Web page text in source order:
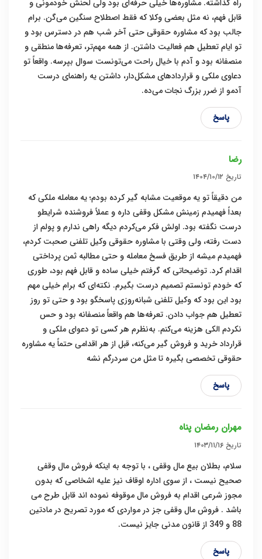
راه گذاشته. مشاوره‌ها خیلی حرفه‌ای بود ولی لحنش خودمونی و
قابل فهم، نه مثل بعضی وکلا که فقط اصطلاح سنگین می‌گن. برام
جالب بود که مشاوره حقوقی حتی آخر شب هم در دسترس بود و
تو ایام تعطیل هم فعالیت داشتن. از همه مهم‌تر، تعرفه‌ها منطقی و
منصفانه بود و آدم با خیال راحت می‌تونست سوال بپرسه. واقعاً تو
دعاوی ملکی و قراردادهای مشکل‌دار، داشتن یه راهنمای درست
آدمو از ضرر بزرگ نجات می‌ده.
پاسخ
رضا
تاریخ ۱۴۰۴/۱۰/۱۲
من دقیقاً تو یه موقعیت مشابه گیر کرده بودم؛ یه معامله ملکی که
بعداً فهمیدم زمینش مشکل وقفی داره و عملاً فروشنده شرایطو
درست نگفته بود. اولش فکر می‌کردم دیگه راهی ندارم و پولم از
دست رفته، ولی وقتی با مشاوره حقوقی وکیل تلفنی صحبت کردم،
فهمیدم میشه از طریق فسخ معامله و حتی مطالبه ثمن پرداختی
اقدام کرد. توضیحاتی که گرفتم خیلی ساده و قابل فهم بود، طوری
که خودم تونستم تصمیم درست بگیرم. نکته‌ای که برام خیلی مهم
بود این بود که وکیل تلفنی شبانه‌روزی پاسخگو بود و حتی تو روز
تعطیل هم جواب دادن. تعرفه‌ها هم واقعاً منصفانه بود و حس
نکردم الکی هزینه می‌کنم. به‌نظرم هر کسی تو دعوای ملکی و
قرارداد خرید و فروش گیر می‌کنه، قبل از هر اقدامی حتماً یه مشاوره
حقوقی تخصصی بگیره تا مثل من سردرگم نشه
پاسخ
مهران رمضان پناه
تاریخ ۱۴۰۳/۱۱/۱۶
سلام، بطلان بیع مال وقفی ، با توجه به اینکه فروش مال وقفی
صحیح نیست ، از سوی اداره اوقاف نیز علیه اشخاصی که بدون
مجوز شرعی اقدام به فروش مال موقوفه نموده اند قابل طرح می
باشد . فروش مال وقفی جز در مواردی که مورد تصریح در مادتین
88 و 349 از قانون مدنی جایز نیست.
پاسخ